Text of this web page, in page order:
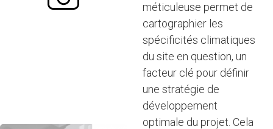
méticuleuse permet de
cartographier les
spécificités climatiques
du site en question, un
facteur clé pour définir
une stratégie de
développement
optimale du projet. Cela